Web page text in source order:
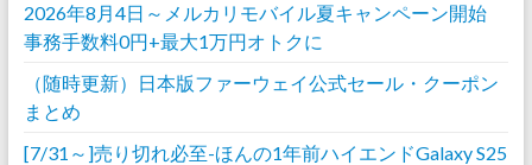
2026年8月4日～メルカリモバイル夏キャンペーン開始
事務手数料0円+最大1万円オトクに
（随時更新）日本版ファーウェイ公式セール・クーポン
まとめ
[7/31～]売り切れ必至-ほんの1年前ハイエンドGalaxy S25